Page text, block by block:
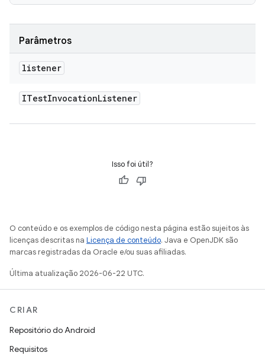
Parâmetros
listener
ITestInvocationListener
Isso foi útil?
O conteúdo e os exemplos de código nesta página estão sujeitos às
licenças descritas na Licença de conteúdo. Java e OpenJDK são
marcas registradas da Oracle e/ou suas afiliadas.
Última atualização 2026-06-22 UTC.
CRIAR
Repositório do Android
Requisitos